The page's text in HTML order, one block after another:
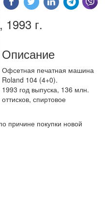
г.
Описание
Офсетная печатная машина
Roland 104 (4+0).
1993 год выпуска, 136 млн.
оттисков, спиртовое
причине покупки новой